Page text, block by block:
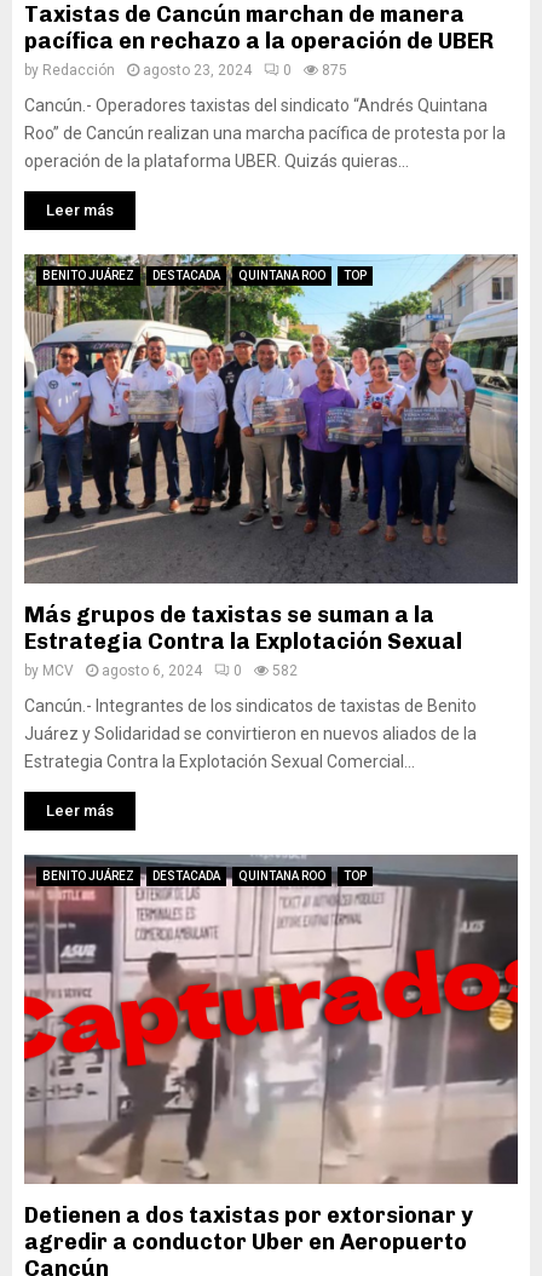
Taxistas de Cancún marchan de manera
pacífica en rechazo a la operación de UBER
by Redacción agosto 23, 2024 0 875
Cancún.- Operadores taxistas del sindicato “Andrés Quintana
Roo” de Cancún realizan una marcha pacífica de protesta por la
operación de la plataforma UBER. Quizás quieras...
Leer más
BENITO JUÁREZ DESTACADA QUINTANA ROO TOP
Más grupos de taxistas se suman a la
Estrategia Contra la Explotación Sexual
by MCV agosto 6, 2024 0 582
Cancún.- Integrantes de los sindicatos de taxistas de Benito
Juárez y Solidaridad se convirtieron en nuevos aliados de la
Estrategia Contra la Explotación Sexual Comercial...
Leer más
BENITO JUÁREZ DESTACADA QUINTANA ROO TOP
Detienen a dos taxistas por extorsionar y
agredir a conductor Uber en Aeropuerto
Cancún